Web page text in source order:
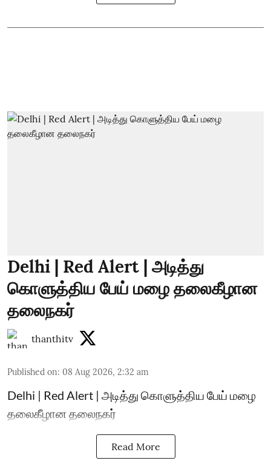
Delhi | Red Alert | அடித்து
கொளுத்திய பேய் மழை தலைகீழான
தலைநகர்
thanthitv
Published on: 08 Aug 2026, 2:32 am
Delhi | Red Alert | அடித்து கொளுத்திய பேய் மழை
தலைகீழான தலைநகர்
Read More